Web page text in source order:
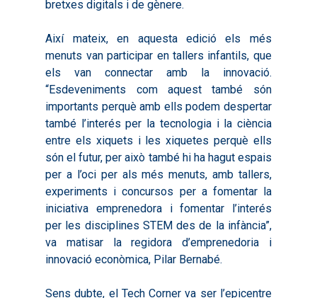
bretxes digitals i de gènere.
Així mateix, en aquesta edició els més
menuts van participar en tallers infantils, que
els van connectar amb la innovació.
“Esdeveniments com aquest també són
importants perquè amb ells podem despertar
també l’interés per la tecnologia i la ciència
entre els xiquets i les xiquetes perquè ells
són el futur, per això també hi ha hagut espais
per a l’oci per als més menuts, amb tallers,
experiments i concursos per a fomentar la
iniciativa emprenedora i fomentar l’interés
per les disciplines STEM des de la infància”,
va matisar la regidora d’emprenedoria i
innovació econòmica, Pilar Bernabé.
Sens dubte, el Tech Corner va ser l’epicentre
Objectius
Valoració de Projectes
Experimentals
Processos d’Innovació
Territorial
Necessitats
Formació Pactes 2022
Altres Accions:
2017
2018
2016
2017
2018
2019
2020
2021
2022
2023
Resums Projectes
Experimentals
2024
Infografies
Infografies 2021
Infografies 2022
Infografies 2023
Pactes per
LABORA
Documentació
Audiovisuals
Informació Estadística
ODS
Noticies
Actualitat
Butlletins de Notícies
Contacte